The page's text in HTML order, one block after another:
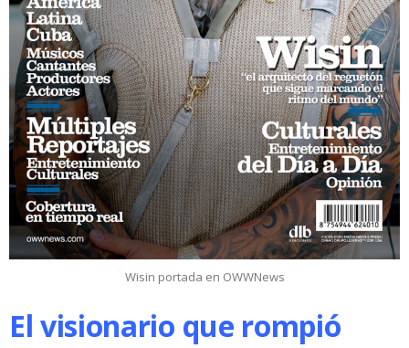
Wisin portada en OWWNews
El visionario que rompió